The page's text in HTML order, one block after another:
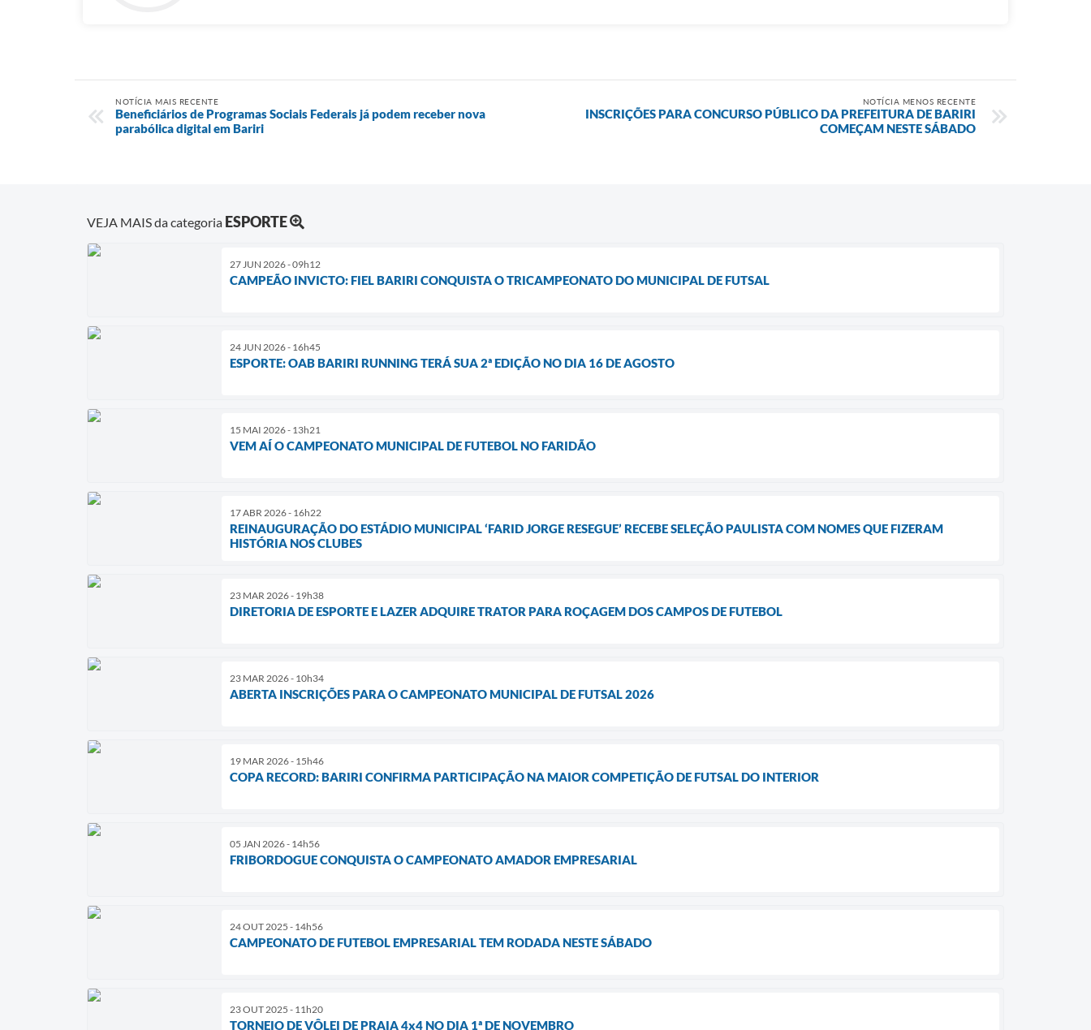
NOTÍCIA MAIS RECENTE
Beneficiários de Programas Sociais Federais já podem receber nova
parabólica digital em Bariri
NOTÍCIA MENOS RECENTE
INSCRIÇÕES PARA CONCURSO PÚBLICO DA PREFEITURA DE BARIRI
COMEÇAM NESTE SÁBADO
VEJA MAIS da categoria ESPORTE
27 JUN 2026 - 09h12
CAMPEÃO INVICTO: FIEL BARIRI CONQUISTA O TRICAMPEONATO DO MUNICIPAL DE FUTSAL
24 JUN 2026 - 16h45
ESPORTE: OAB BARIRI RUNNING TERÁ SUA 2ª EDIÇÃO NO DIA 16 DE AGOSTO
15 MAI 2026 - 13h21
VEM AÍ O CAMPEONATO MUNICIPAL DE FUTEBOL NO FARIDÃO
17 ABR 2026 - 16h22
REINAUGURAÇÃO DO ESTÁDIO MUNICIPAL ‘FARID JORGE RESEGUE’ RECEBE SELEÇÃO PAULISTA COM NOMES QUE FIZERAM
HISTÓRIA NOS CLUBES
23 MAR 2026 - 19h38
DIRETORIA DE ESPORTE E LAZER ADQUIRE TRATOR PARA ROÇAGEM DOS CAMPOS DE FUTEBOL
23 MAR 2026 - 10h34
ABERTA INSCRIÇÕES PARA O CAMPEONATO MUNICIPAL DE FUTSAL 2026
19 MAR 2026 - 15h46
COPA RECORD: BARIRI CONFIRMA PARTICIPAÇÃO NA MAIOR COMPETIÇÃO DE FUTSAL DO INTERIOR
05 JAN 2026 - 14h56
FRIBORDOGUE CONQUISTA O CAMPEONATO AMADOR EMPRESARIAL
24 OUT 2025 - 14h56
CAMPEONATO DE FUTEBOL EMPRESARIAL TEM RODADA NESTE SÁBADO
23 OUT 2025 - 11h20
TORNEIO DE VÔLEI DE PRAIA 4x4 NO DIA 1ª DE NOVEMBRO